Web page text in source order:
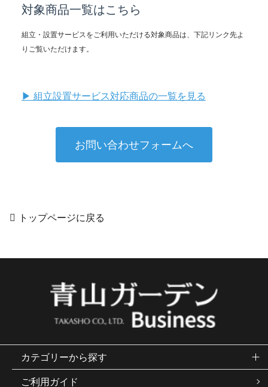
対象商品一覧はこちら
組立・設置サービスをご利用いただける対象商品は、下記リンク先よ
りご覧いただけます。
▶︎ 組立設置サービス対応商品の一覧を見る
お問い合わせフォームへ
トップページに戻る
カテゴリーから探す
ご利用ガイド